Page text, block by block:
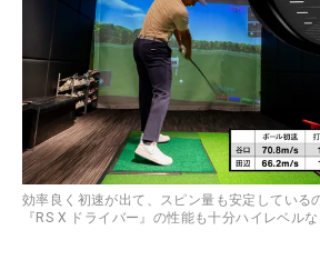
効率良く初速が出て、スピン量も安定している
『RS X ドライバー』の性能も十分ハイレベル